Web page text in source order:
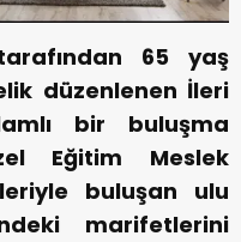
65 yaş
düzenlenen İleri
bir buluşma
Eğitim Meslek
buluşan ulu
marifetlerini